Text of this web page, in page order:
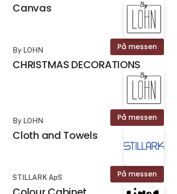
Canvas
På messen
By LOHN
CHRISTMAS DECORATIONS
På messen
By LOHN
Cloth and Towels
På messen
STILLARK ApS